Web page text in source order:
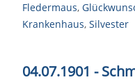
Fledermaus,
Krankenhaus, Silvester
04.07.1901 -